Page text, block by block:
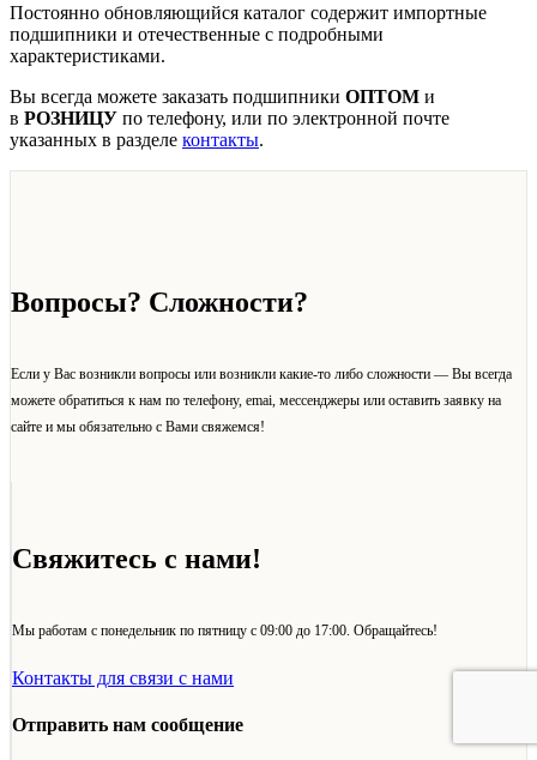
Постоянно обновляющийся каталог содержит импортные
подшипники и отечественные с подробными
характеристиками.
Вы всегда можете заказать подшипники ОПТОМ и
в РОЗНИЦУ по телефону, или по электронной почте
указанных в разделе контакты.
Вопросы? Сложности?
Если у Вас возникли вопросы или возникли какие-то либо сложности — Вы всегда
можете обратиться к нам по телефону, emai, мессенджеры или оставить заявку на
сайте и мы обязательно с Вами свяжемся!
Свяжитесь с нами!
Мы работам с понедельник по пятницу с 09:00 до 17:00. Обращайтесь!
Контакты для связи с нами
Отправить нам сообщение